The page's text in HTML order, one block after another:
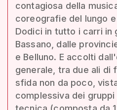
contagiosa della
coreografie del lungo
Dodici in tutto i carri in
Bassano, dalle
e Belluno. E accolti
generale, tra due ali di
sfida non da poco,
complessiva dei gruppi